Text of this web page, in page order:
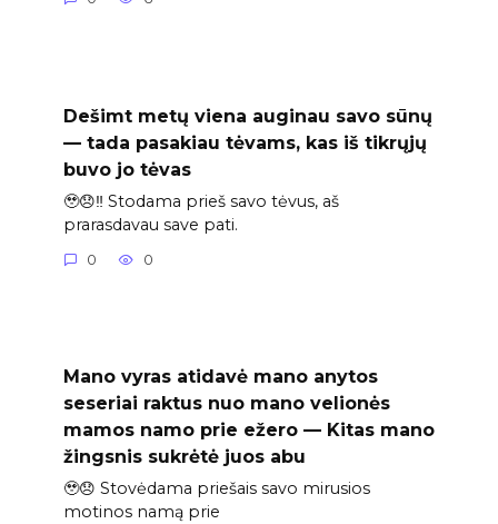
Dešimt metų viena auginau savo sūnų
— tada pasakiau tėvams, kas iš tikrųjų
buvo jo tėvas
🥹😞‼️ Stodama prieš savo tėvus, aš
prarasdavau save pati.
0 0
Mano vyras atidavė mano anytos
seseriai raktus nuo mano velionės
mamos namo prie ežero — Kitas mano
žingsnis sukrėtė juos abu
🥹😞 Stovėdama priešais savo mirusios
motinos namą prie